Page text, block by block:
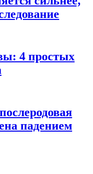
4 простых
падением